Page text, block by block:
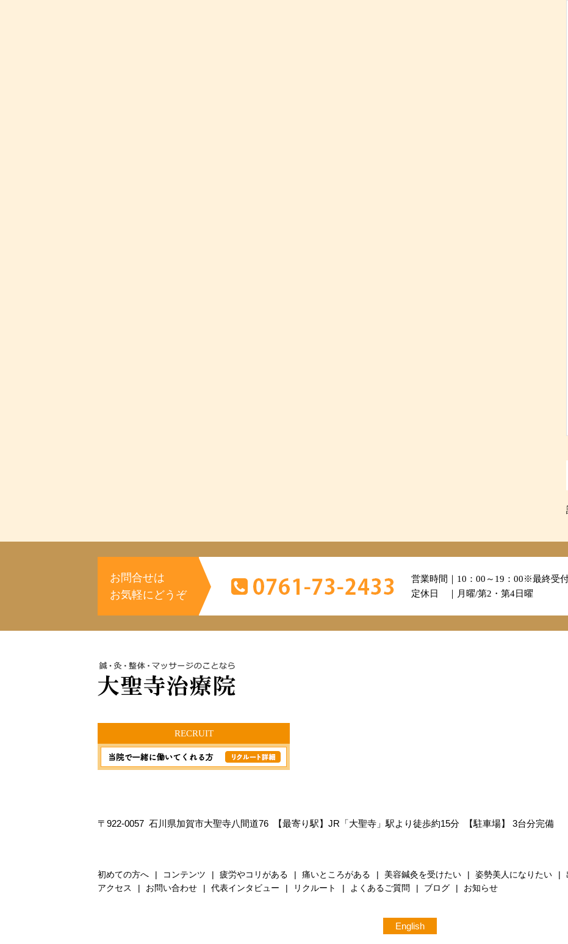
お問合せは
お気軽にどうぞ
営業時間｜10：00～19：00※最終受
定休日 ｜月曜/第2・第4日曜
RECRUIT
〒922-0057 石川県加賀市大聖寺八間道76 【最寄り駅】JR「大聖寺」駅より徒歩約15分 【駐車場】 3台分完備
初めての方へ コンテンツ 疲労やコリがある 痛いところがある 美容鍼灸を受けたい 姿勢美人になりたい
アクセス
お問い合わせ 代表インタビュー リクルート よくあるご質問 ブログ お知らせ
English